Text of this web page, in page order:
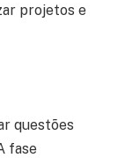
projetos e
questões
fase